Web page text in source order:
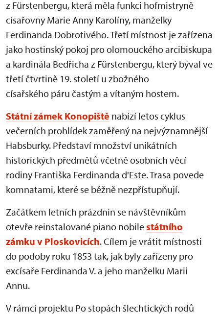
z Fürstenbergu, která měla funkci hofmistryně
císařovny Marie Anny Karolíny, manželky
Ferdinanda Dobrotivého. Třetí místnost je zařízena
jako hostinský pokoj pro olomouckého arcibiskupa
a kardinála Bedřicha z Fürstenbergu, který býval ve
třetí čtvrtině 19. století u zbožného
císařského páru častým a vítaným hostem.
Státní zámek Konopiště nabízí letos cyklus
večerních prohlídek zaměřený na nejvýznamnější
Habsburky. Představí množství unikátních
historických předmětů včetně osobních věcí
rodiny Františka Ferdinanda d'Este. Trasa povede
komnatami, které se běžně nezpřístupňují.
Začátkem letních prázdnin se návštěvníkům
otevře reinstalované piano nobilestátního
zámku v Ploskovicích. Cílem je vrátit místnosti
do podoby roku 1853 tak, jak byly zařízeny pro
excísaře Ferdinanda V. a jeho manželku Marii
Annu.
V rámci projektu Po stopách šlechtických rodů